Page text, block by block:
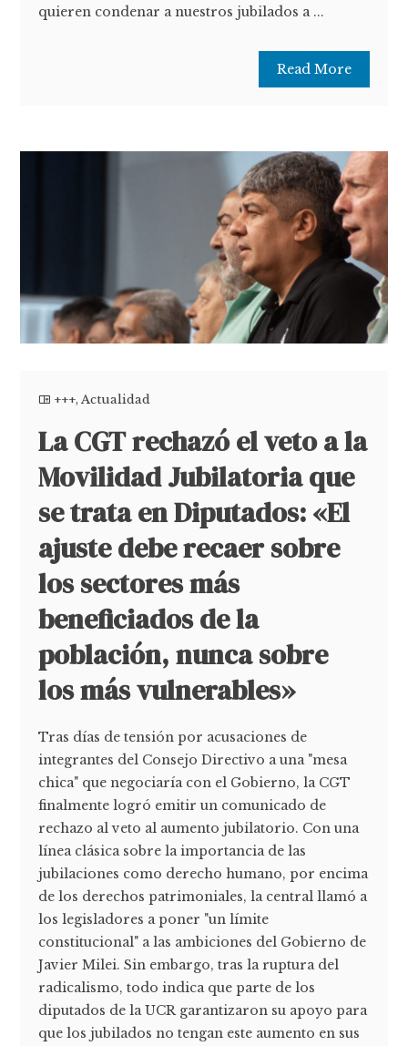
quieren condenar a nuestros jubilados a ...
Read More
+++,Actualidad
La CGT rechazó el veto a la
Movilidad Jubilatoria que
se trata en Diputados: «El
ajuste debe recaer sobre
los sectores más
beneficiados de la
población, nunca sobre
los más vulnerables»
Tras días de tensión por acusaciones de
integrantes del Consejo Directivo a una "mesa
chica" que negociaría con el Gobierno, la CGT
finalmente logró emitir un comunicado de
rechazo al veto al aumento jubilatorio. Con una
línea clásica sobre la importancia de las
jubilaciones como derecho humano, por encima
de los derechos patrimoniales, la central llamó a
los legisladores a poner "un límite
constitucional" a las ambiciones del Gobierno de
Javier Milei. Sin embargo, tras la ruptura del
radicalismo, todo indica que parte de los
diputados de la UCR garantizaron su apoyo para
que los jubilados no tengan este aumento en sus